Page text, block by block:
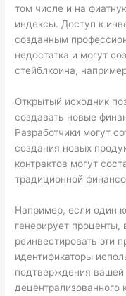
том числе и на
индексы. Доступ к
созданным
недостатка и могут
стейблкоина,
Открытый исходник
создавать новые
Разработчики могут
создания новых
контрактов могут
традиционной
Например, если один
генерирует проценты,
реинвестировать эти
идентификаторы
подтверждения вашей
децентрализованного